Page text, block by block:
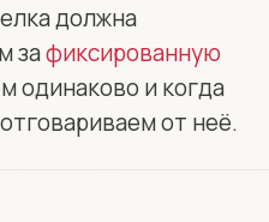
должна
зафиксированную
одинаково и когда
от неё.